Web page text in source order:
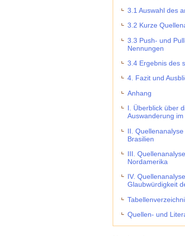
3.1 Auswahl des
3.2 Kurze
3.3 Push- und
Nennungen
3.4 Ergebnis des
4. Fazit und
Anhang
I. Überblick über
Auswanderung
II.
Brasilien
III.
Nordamerika
IV.
Glaubwürdigkeit
Quellen- und